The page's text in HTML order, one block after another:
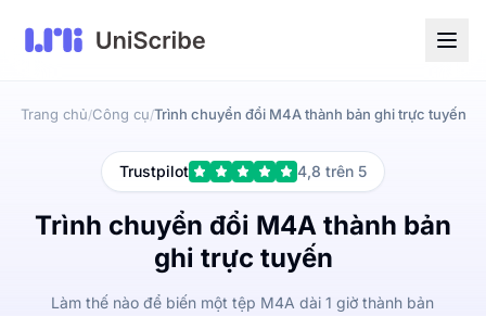
Trang chủ/Công cụ/Trình chuyển đổi M4A thành bản ghi trực tuyến
Trustpilot 4,8 trên 5
Trình chuyển đổi M4A thành bản
ghi trực tuyến
Làm thế nào để biến một tệp M4A dài 1 giờ thành bản